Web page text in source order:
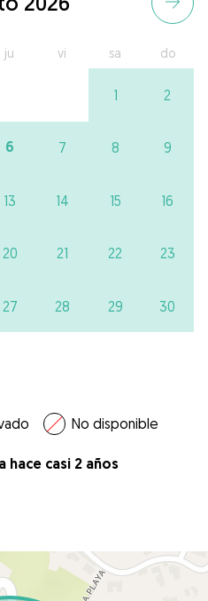
ju vi sa do
1 2
6 7 8 9
13 14 15 16
20 21 22 23
27 28 29 30
No disponible
casi 2 años